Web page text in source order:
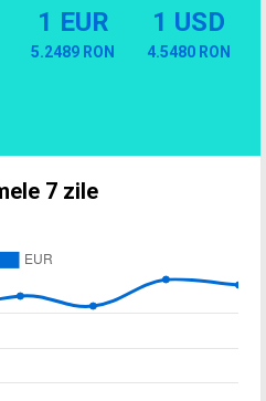
1 EUR
5.2489 RON
1 USD
4.5480 RON
7 zile